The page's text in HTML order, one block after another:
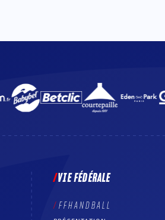
VIE FÉDÉRALE
FFHANDBALL